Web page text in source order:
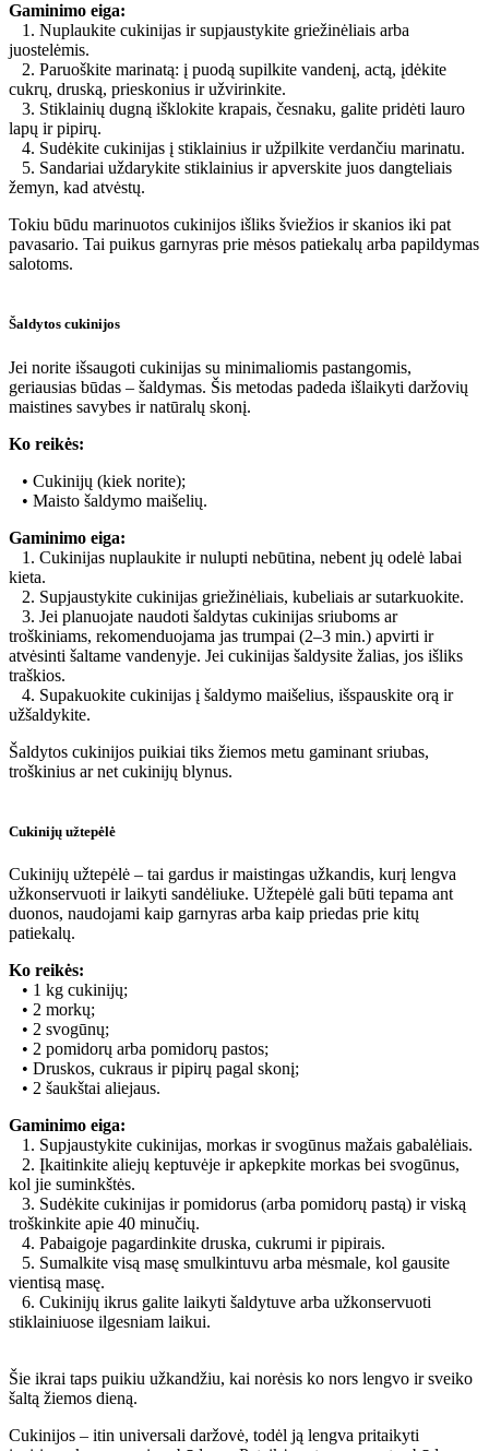
Gaminimo eiga:
1. Nuplaukite cukinijas ir supjaustykite griežinėliais arba
juostelėmis.
2. Paruoškite marinatą: į puodą supilkite vandenį, actą, įdėkite
cukrų, druską, prieskonius ir užvirinkite.
3. Stiklainių dugną išklokite krapais, česnaku, galite pridėti lauro
lapų ir pipirų.
4. Sudėkite cukinijas į stiklainius ir užpilkite verdančiu marinatu.
5. Sandariai uždarykite stiklainius ir apverskite juos dangteliais
žemyn, kad atvėstų.
Tokiu būdu marinuotos cukinijos išliks šviežios ir skanios iki pat
pavasario. Tai puikus garnyras prie mėsos patiekalų arba papildymas
salotoms.
Šaldytos cukinijos
Jei norite išsaugoti cukinijas su minimaliomis pastangomis,
geriausias būdas – šaldymas. Šis metodas padeda išlaikyti daržovių
maistines savybes ir natūralų skonį.
Ko reikės:
• Cukinijų (kiek norite);
• Maisto šaldymo maišelių.
Gaminimo eiga:
1. Cukinijas nuplaukite ir nulupti nebūtina, nebent jų odelė labai
kieta.
2. Supjaustykite cukinijas griežinėliais, kubeliais ar sutarkuokite.
3. Jei planuojate naudoti šaldytas cukinijas sriuboms ar
troškiniams, rekomenduojama jas trumpai (2–3 min.) apvirti ir
atvėsinti šaltame vandenyje. Jei cukinijas šaldysite žalias, jos išliks
traškios.
4. Supakuokite cukinijas į šaldymo maišelius, išspauskite orą ir
užšaldykite.
Šaldytos cukinijos puikiai tiks žiemos metu gaminant sriubas,
troškinius ar net cukinijų blynus.
Cukinijų užtepėlė
Cukinijų užtepėlė – tai gardus ir maistingas užkandis, kurį lengva
užkonservuoti ir laikyti sandėliuke. Užtepėlė gali būti tepama ant
duonos, naudojami kaip garnyras arba kaip priedas prie kitų
patiekalų.
Ko reikės:
• 1 kg cukinijų;
• 2 morkų;
• 2 svogūnų;
• 2 pomidorų arba pomidorų pastos;
• Druskos, cukraus ir pipirų pagal skonį;
• 2 šaukštai aliejaus.
Gaminimo eiga:
1. Supjaustykite cukinijas, morkas ir svogūnus mažais gabalėliais.
2. Įkaitinkite aliejų keptuvėje ir apkepkite morkas bei svogūnus,
kol jie suminkštės.
3. Sudėkite cukinijas ir pomidorus (arba pomidorų pastą) ir viską
troškinkite apie 40 minučių.
4. Pabaigoje pagardinkite druska, cukrumi ir pipirais.
5. Sumalkite visą masę smulkintuvu arba mėsmale, kol gausite
vientisą masę.
6. Cukinijų ikrus galite laikyti šaldytuve arba užkonservuoti
stiklainiuose ilgesniam laikui.
Šie ikrai taps puikiu užkandžiu, kai norėsis ko nors lengvo ir sveiko
šaltą žiemos dieną.
Cukinijos – itin universali daržovė, todėl ją lengva pritaikyti